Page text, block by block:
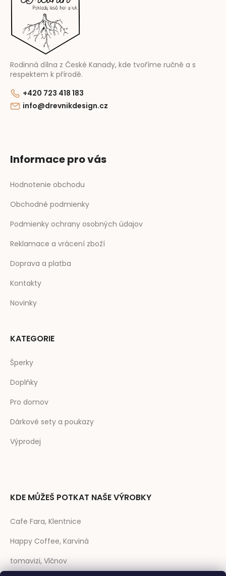
Rodinná dílna z České Kanady, kde tvoříme ručně a s
respektem k přírodě.
+420 723 418 183
info@drevnikdesign.cz
Informace pro vás
Hodnotenie obchodu
Obchodné podmienky
Podmienky ochrany osobných údajov
Reklamace a vrácení zboží
Doprava a platba
Kontakty
Novinky
KATEGORIE
Šperky
Doplňky
Pro domov
Dárkové sety a poukazy
Výprodej
KDE MŮŽEŠ POTKAT NAŠE VÝROBKY
Cafe Fara, Klentnice
Happy Coffee, Karviná
tomavizi, Vlčnov